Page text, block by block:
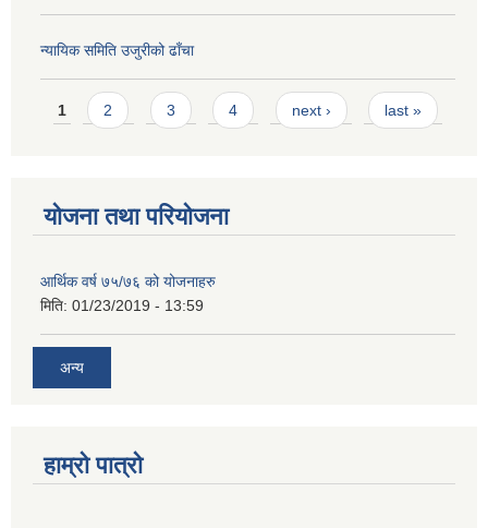
न्यायिक समिति उजुरीको ढाँचा
Pages
1 2 3 4 next › last »
योजना तथा परियोजना
आर्थिक वर्ष ७५/७६ को योजनाहरु
मिति: 01/23/2019 - 13:59
अन्य
हाम्रो पात्रो